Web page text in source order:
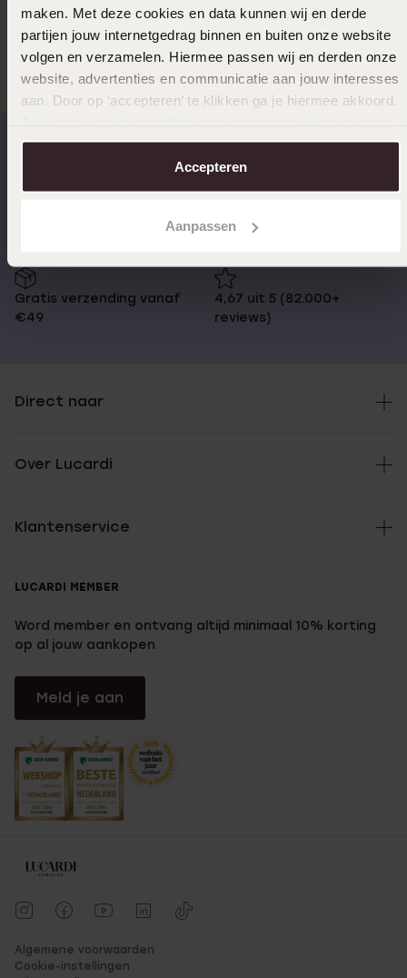
maken. Met deze cookies en data kunnen wij en derde
partijen jouw internetgedrag binnen en buiten onze website
volgen en verzamelen. Hiermee passen wij en derden onze
website, advertenties en communicatie aan jouw interesses
aan. Door op ‘accepteren’ te klikken ga je hiermee akkoord.
over in onscookiebeleid.
Accepteren
Aanpassen
Anderen kochten ook
Gratis verzending vanaf
€49
4,67 uit 5 (82.000+
reviews)
Direct naar
Over Lucardi
Klantenservice
LUCARDI MEMBER
Word member en ontvang altijd minimaal 10% korting
op al jouw aankopen
Meld je aan
Algemene voorwaarden
Cookie-instellingen